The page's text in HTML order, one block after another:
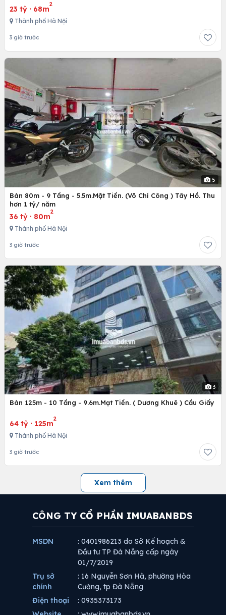
23 tỷ · 68m
2
Thành phố Hà Nội
3 giờ trước
5
Bán 80m - 9 Tầng - 5.5m.Mặt Tiền. (Võ Chí Công ) Tây Hồ. Thu
hơn 1 tỷ/ năm
36 tỷ · 80m
2
Thành phố Hà Nội
3 giờ trước
3
Bán 125m - 10 Tầng - 9.6m.Mạt Tiền. ( Dương Khuê ) Cầu Giấy
64 tỷ · 125m
2
Thành phố Hà Nội
3 giờ trước
Xem thêm
CÔNG TY CỔ PHẦN IMUABANBDS
MSDN
: 0401986213 do Sở Kế hoạch &
Đầu tư TP Đà Nẵng cấp ngày
01/7/2019
Trụ sở
chính
: 16 Nguyễn Sơn Hà, phường Hòa
Cường, tp Đà Nẵng
Điện thoại
: 0935373173